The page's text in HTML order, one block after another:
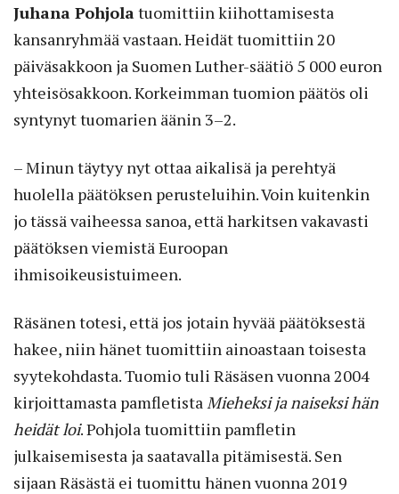
Juhana Pohjola tuomittiin kiihottamisesta
kansanryhmää vastaan. Heidät tuomittiin 20
päiväsakkoon ja Suomen Luther-säätiö 5 000 euron
yhteisösakkoon. Korkeimman tuomion päätös oli
syntynyt tuomarien äänin 3–2.
– Minun täytyy nyt ottaa aikalisä ja perehtyä
huolella päätöksen perusteluihin. Voin kuitenkin
jo tässä vaiheessa sanoa, että harkitsen vakavasti
päätöksen viemistä Euroopan
ihmisoikeusistuimeen.
Räsänen totesi, että jos jotain hyvää päätöksestä
hakee, niin hänet tuomittiin ainoastaan toisesta
syytekohdasta. Tuomio tuli Räsäsen vuonna 2004
kirjoittamasta pamfletista Mieheksi ja naiseksi hän
heidät loi. Pohjola tuomittiin pamfletin
julkaisemisesta ja saatavalla pitämisestä. Sen
sijaan Räsästä ei tuomittu hänen vuonna 2019